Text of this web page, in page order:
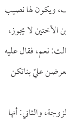
ويكون لها نصيب
الأختين لا يجوز،
نعم، فقال عليه
عليّ بناتكن
والثاني: أنها